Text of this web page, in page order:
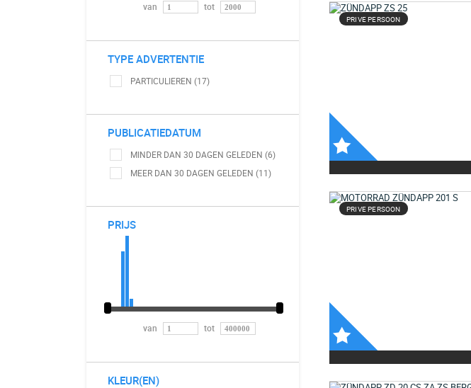
van tot
TYPE ADVERTENTIE
PARTICULIEREN (17)
PUBLICATIEDATUM
MINDER DAN 30 DAGEN GELEDEN (6)
MEER DAN 30 DAGEN GELEDEN (11)
PRIJS
van tot
KLEUR(EN)
PRIVE PERSOON
PRIVE PERSOON